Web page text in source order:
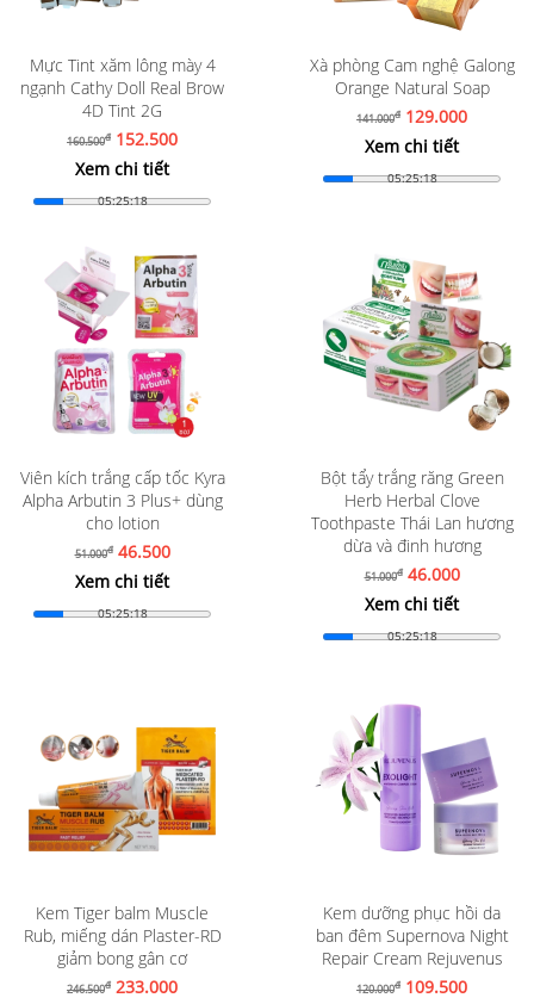
Mực Tint xăm lông mày 4
ngạnh Cathy Doll Real Brow
4D Tint 2G
160.500đ 152.500
Xem chi tiết
05:25:16
Xà phòng Cam nghệ Galong
Orange Natural Soap
141.000đ 129.000
Xem chi tiết
05:25:16
Viên kích trắng cấp tốc Kyra
Alpha Arbutin 3 Plus+ dùng
cho lotion
51.000đ46.500
Xem chi tiết
05:25:16
Bột tẩy trắng răng Green
Herb Herbal Clove
Toothpaste Thái Lan hương
dừa và đinh hương
51.000đ46.000
Xem chi tiết
05:25:16
Kem Tiger balm Muscle
Rub, miếng dán Plaster-RD
giảm bong gân cơ
246.500đ 233.000
Kem dưỡng phục hồi da
ban đêm Supernova Night
Repair Cream Rejuvenus
120.000đ 109.500